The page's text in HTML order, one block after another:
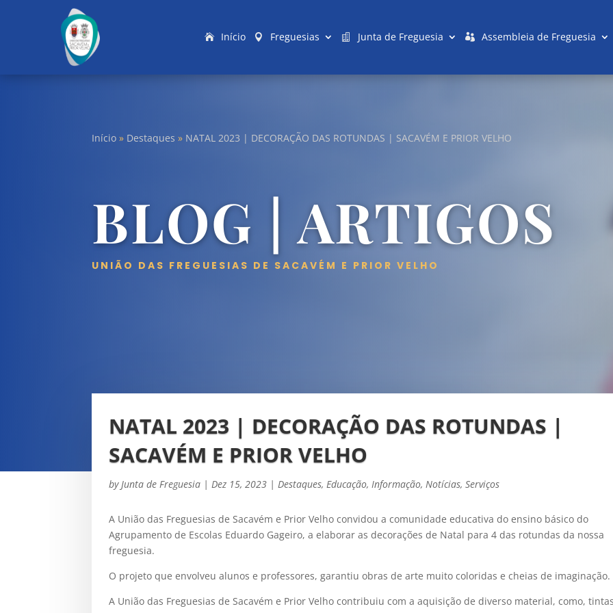
Início Freguesias Junta de Freguesia Assembleia de Freguesia
Início » Destaques » NATAL 2023 | DECORAÇÃO DAS ROTUNDAS | SACAVÉM E PRIOR VELHO
BLOG | ARTIGOS
UNIÃO DAS FREGUESIAS DE SACAVÉM E PRIOR VELHO
NATAL 2023 | DECORAÇÃO DAS ROTUNDAS |
SACAVÉM E PRIOR VELHO
by Junta de Freguesia | Dez 15, 2023 | Destaques, Educação, Informação, Notícias,Serviços
A União das Freguesias de Sacavém e Prior Velho convidou a comunidade educativa do ensino básico do
Agrupamento de Escolas Eduardo Gageiro, a elaborar as decorações de Natal para 4 das rotundas da nossa
freguesia.
O projeto que envolveu alunos e professores, garantiu obras de arte muito coloridas e cheias de imaginação.
A União das Freguesias de Sacavém e Prior Velho contribuiu com a aquisição de diverso material, como,